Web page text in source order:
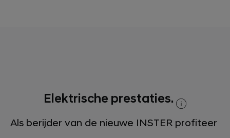
Elektrische prestaties.
Als berijder van de nieuwe INSTER profiteer